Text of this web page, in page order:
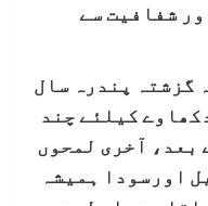
شفافیت سے
گزشتہ پندرہ سال
کیلئے چند
بعد، آخری لمحوں
اورسودا ہمیشہ